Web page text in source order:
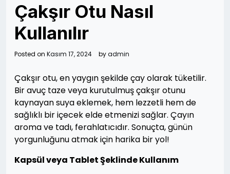
Çakşır Otu Nasıl
Kullanılır
Posted on Kasım 17, 2024 byadmin
Çakşır otu, en yaygın şekilde çay olarak tüketilir.
Bir avuç taze veya kurutulmuş çakşır otunu
kaynayan suya eklemek, hem lezzetli hem de
sağlıklı bir içecek elde etmenizi sağlar. Çayın
aroma ve tadı, ferahlatıcıdır. Sonuçta, günün
yorgunluğunu atmak için harika bir yol!
Kapsül veya Tablet Şeklinde Kullanım